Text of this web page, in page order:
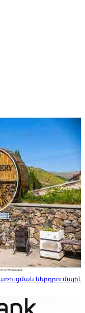
ներդրումային